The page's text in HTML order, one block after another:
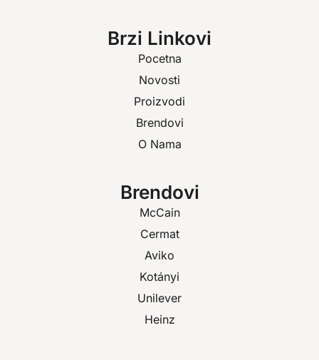
Brzi Linkovi
Pocetna
Novosti
Proizvodi
Brendovi
O Nama
Brendovi
McCain
Cermat
Aviko
Kotányi
Unilever
Heinz